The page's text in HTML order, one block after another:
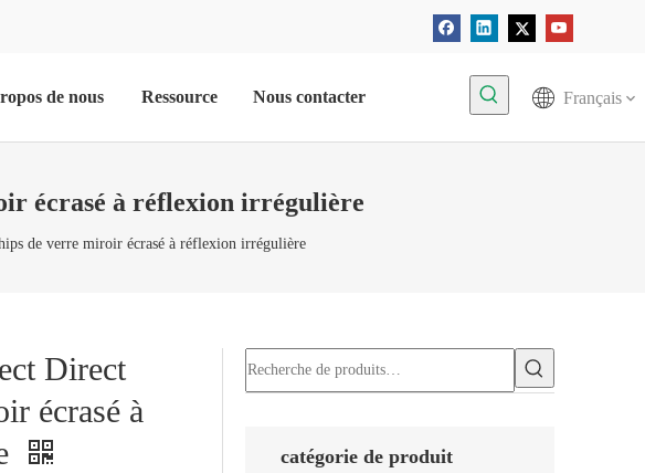
de nous Ressource Nous contacter Français
écrasé à réflexion irrégulière
de verre miroir écrasé à réflexion irrégulière
Direct
écrasé à
catégorie de produit